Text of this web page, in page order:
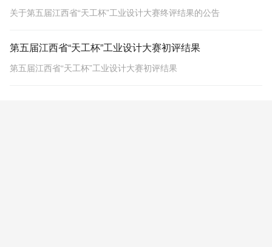
关于第五届江西省“天工杯”工业设计大赛终评结果的公告
第五届江西省“天工杯”工业设计大赛初评结果
第五届江西省“天工杯”工业设计大赛初评结果